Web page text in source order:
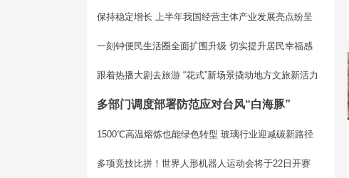
保持稳定增长 上半年我国经营主体产业发展亮点纷呈
一刻钟便民生活圈全面扩围升级 切实提升居民幸福感
跟着热播大剧去旅游 “花式”新场景撬动地方文旅新活力
多部门调度部署防范应对台风“白海豚”
1500℃高温熔炼也能绿色转型 玻璃行业迎减碳新路径
多项竞技比拼！世界人形机器人运动会将于22日开赛